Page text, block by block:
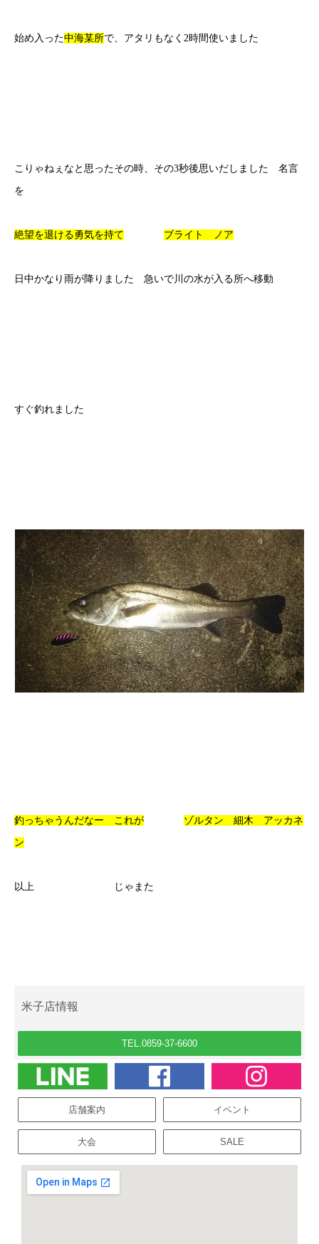
始め入った中海某所で、アタリもなく2時間使いました
こりゃねぇなと思ったその時、その3秒後思いだしました 名言
を
絶望を退ける勇気を持て ブライト ノア
日中かなり雨が降りました 急いで川の水が入る所へ移動
すぐ釣れました
釣っちゃうんだなー これが ゾルタン 細木 アッカネ
ン
以上 じゃまた
米子店情報
TEL.0859-37-6600
店舗案内 イベント
大会 SALE